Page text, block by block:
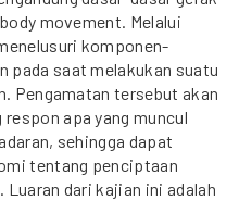
movement. Melalui
komponen-
pada saat melakukan suatu
Pengamatan tersebut akan
apa yang muncul
sehingga dapat
tentang penciptaan
dari kajian ini adalah